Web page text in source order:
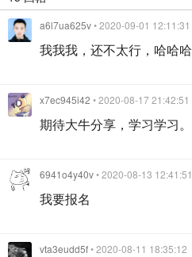
a6l7ua625v• 2020-09-01 12:11:31
我我我，还不太行，哈哈哈
x7ec945i42 • 2020-08-17 21:42:51
期待大牛分享，学习学习。
6941o4y40v• 2020-08-13 12:41:51
我要报名
vta3eudd5f• 2020-08-11 18:35:12